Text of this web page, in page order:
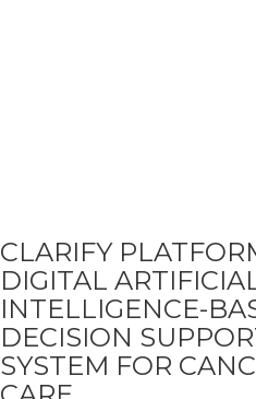
CLARIFY
DIGITAL
INTELLIGENCE-
DECISION
SYSTEM FOR